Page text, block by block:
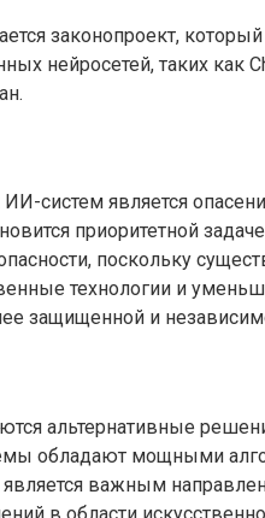
законопроект,
нейросетей, таких как
систем является
приоритетной
поскольку
технологии и
защищенной и
альтернативные
обладают мощными
важным